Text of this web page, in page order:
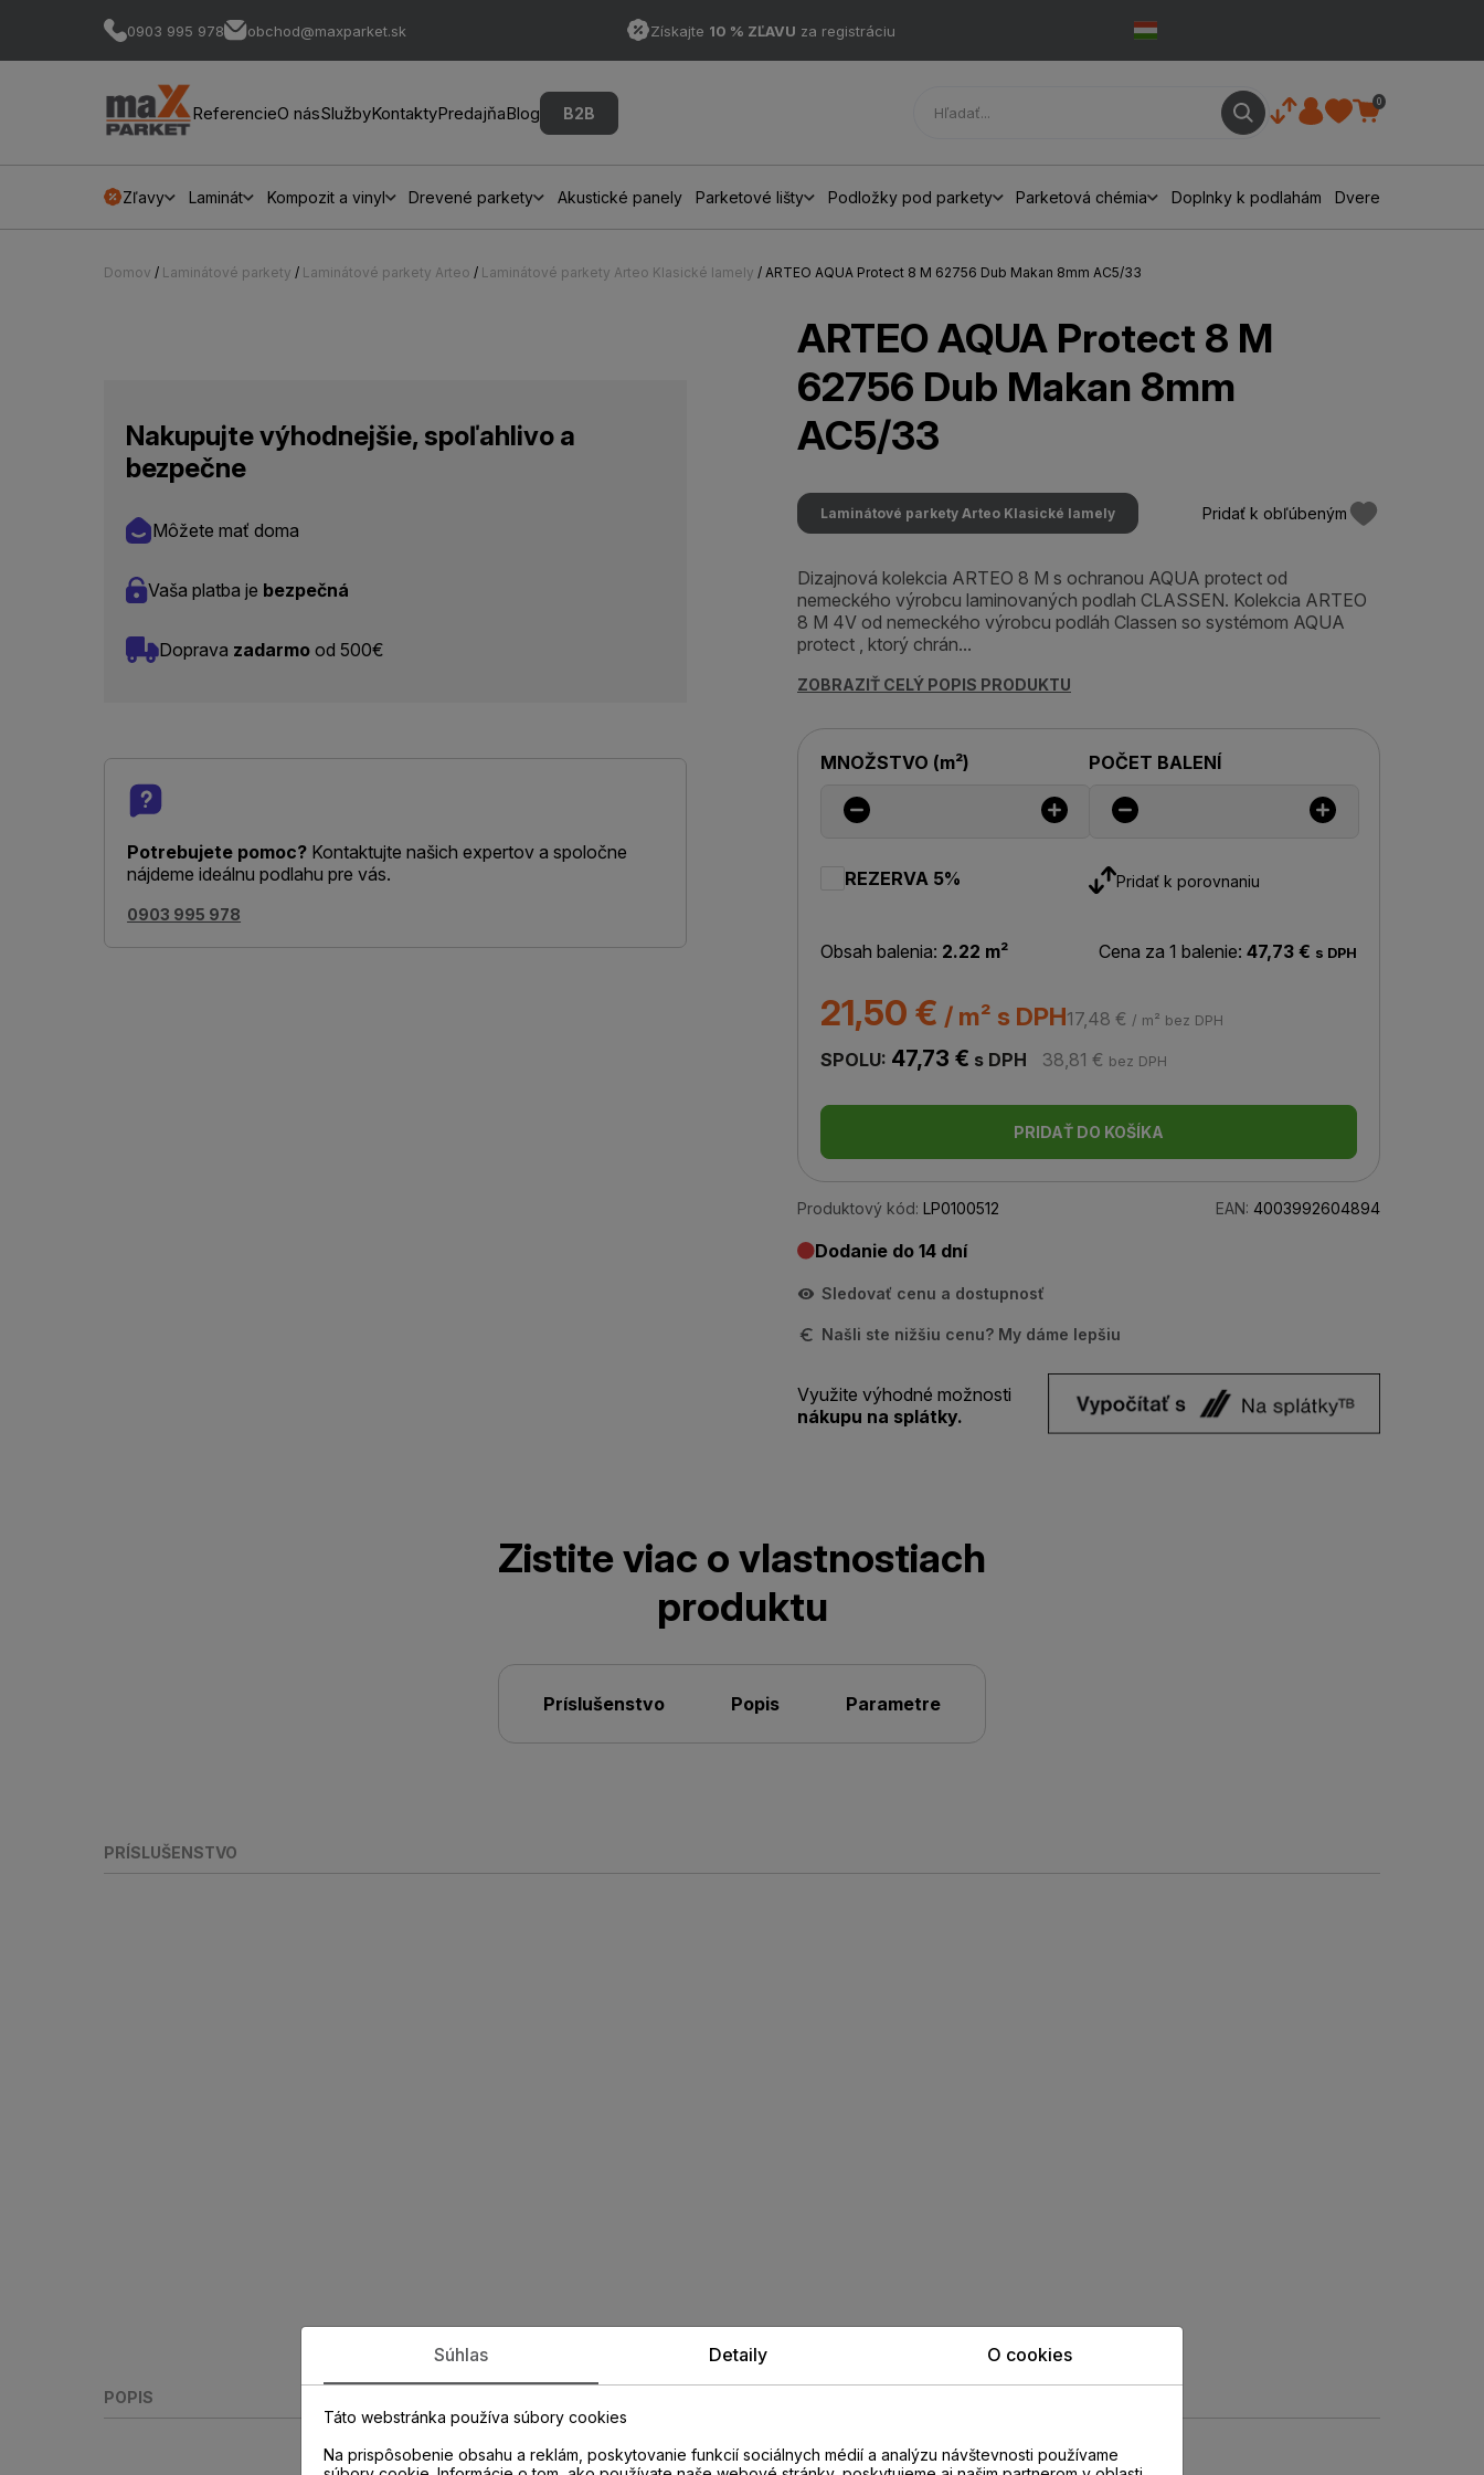
0903 995 978 obchod@maxparket.sk Získajte 10 % ZĽAVU za registráciu
ReferencieO násSlužbyKontaktyPredajňaBlog B2B
0
Zľavy Laminát Kompozit a vinyl Drevené parkety Akustické panely Parketové lišty Podložky pod parkety Parketová chémia Doplnky k podlahám Dvere
Domov / Laminátové parkety / Laminátové parkety Arteo / Laminátové parkety Arteo Klasické lamely / ARTEO AQUA Protect 8 M 62756 Dub Makan 8mm AC5/33
Nakupujte výhodnejšie, spoľahlivo a
bezpečne
Môžete mať doma
Vaša platba je bezpečná
Doprava zadarmo od 500€
Potrebujete pomoc? Kontaktujte našich expertov a spoločne
nájdeme ideálnu podlahu pre vás.
0903 995 978
ARTEO AQUA Protect 8 M
62756 Dub Makan 8mm
AC5/33
Laminátové parkety Arteo Klasické lamely Pridať k obľúbeným
Dizajnová kolekcia ARTEO 8 M s ochranou AQUA protect od
nemeckého výrobcu laminovaných podlah CLASSEN. Kolekcia ARTEO
8 M 4V od nemeckého výrobcu podláh Classen so systémom AQUA
protect , ktorý chrán...
ZOBRAZIŤ CELÝ POPIS PRODUKTU
MNOŽSTVO (m²) POČET BALENÍ
REZERVA 5% Pridať k porovnaniu
Obsah balenia: 2.22 m² Cena za 1 balenie: 47,73 € s DPH
21,50 € / m² s DPH17,48 € / m² bez DPH
SPOLU: 47,73 € s DPH 38,81 € bez DPH
PRIDAŤ DO KOŠÍKA
Produktový kód: LP0100512 EAN: 4003992604894
Dodanie do 14 dní
Sledovať cenu a dostupnosť
Našli ste nižšiu cenu? My dáme lepšiu
Využite výhodné možnosti
nákupu na splátky.
Zistite viac o vlastnostiach
produktu
Príslušenstvo Popis Parametre
PRÍSLUŠENSTVO
POPIS
Súhlas Detaily O cookies
Táto webstránka používa súbory cookies
Na prispôsobenie obsahu a reklám, poskytovanie funkcií sociálnych médií a analýzu návštevnosti používame